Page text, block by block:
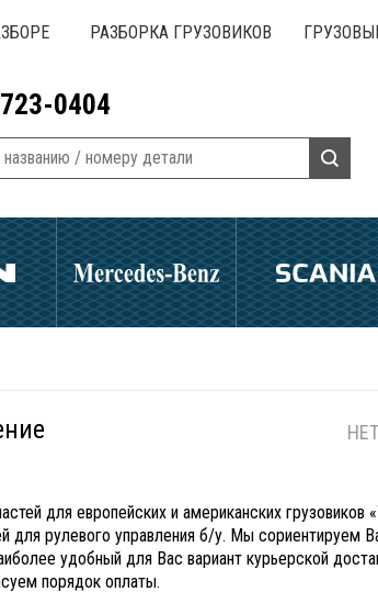
РАЗБОРКА ГРУЗОВИКОВ
0404
для европейских и американских
для рулевого управления б/у. Мы сориентируем
удобный для Вас вариант курьерской
порядок оплаты.